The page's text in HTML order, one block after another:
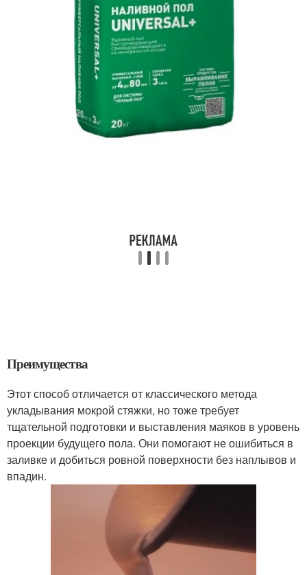
Преимущества
Этот способ отличается от классического метода
укладывания мокрой стяжки, но тоже требует
тщательной подготовки и выставления маяков в уровень
проекции будущего пола. Они помогают не ошибиться в
заливке и добиться ровной поверхности без наплывов и
впадин.